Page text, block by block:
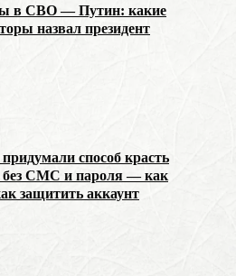
в СВО — Путин: какие
назвал президент
способ красть
без СМС и пароля — как
защитить аккаунт